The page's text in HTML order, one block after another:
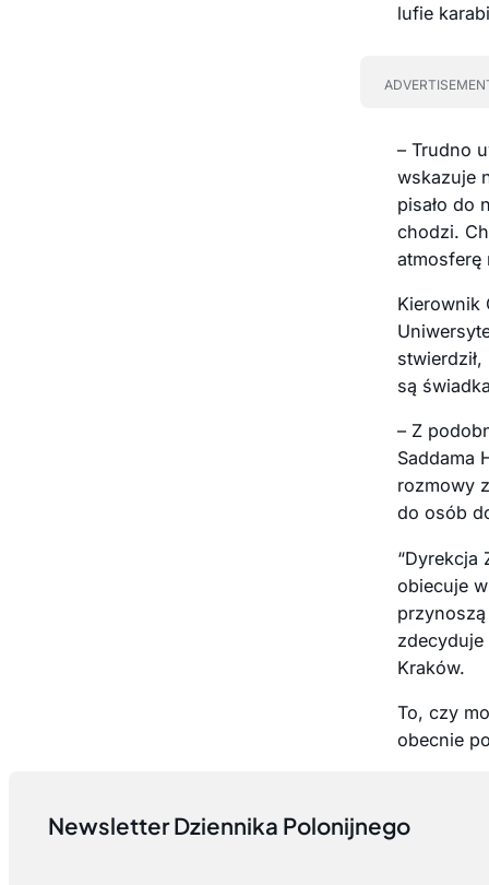
lufie
– Trudno
wskazuje
pisało do
chodzi.
atmosferę
Kierownik
są
– Z
Saddama
rozmowy
do osób
“Dyrekcja
obiecuje
zdecyduje
Kraków.
To, czy
obecnie
Newsletter Dziennika Polonijnego